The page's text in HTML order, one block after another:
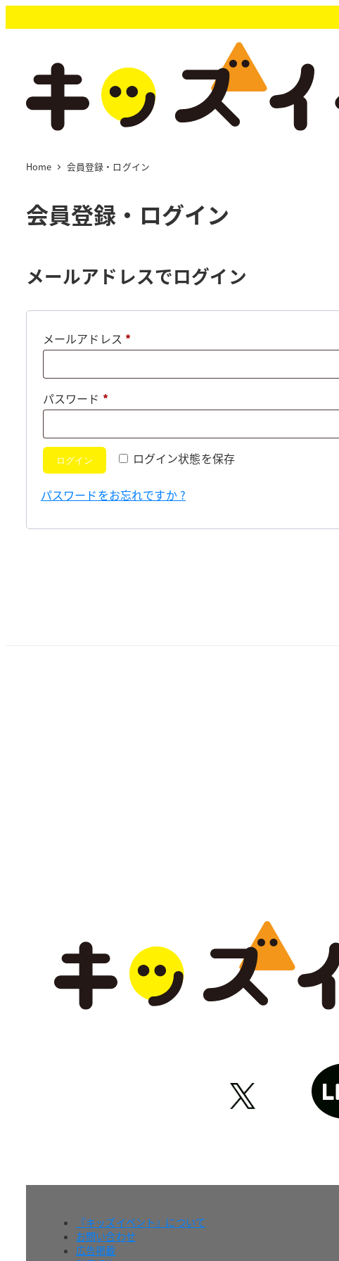
イ
Home 会員登録・ログイン
会員登録・ログイン
メールアドレスでログイン
メールアドレス *必
パスワード *必
ログイン状態を保存
ログイン
パスワードをお忘れですか ?
『キッズイベント』について
お問い合わせ
広告掲載